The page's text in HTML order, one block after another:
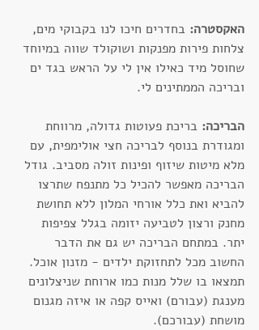
האקסטרה: בחדרים חיכו לנו בקבוקי מים,
צלחות פירות מפנקות ושוקולד שווה במיוחד
שחוסל מיד כאילו אין לי על הראש בגד ים
ובריכה הממתינים לי.
הבריכה: בריכת פעוטות גדולה, מרווחת
ומגודרת בנוסף לבריכה חצי אולימפית, עם
מלא מיטות שיזוף ופינות זולה מסביב. גודל
הבריכה מאפשר להכיל כל מתנפח שתרצו
להביא ואת כלל אורחי המלון ללא תחושת
מחנק ורצון לטביעה יזומה בגלל צפיפות
יתר. במתחם הבריכה יש גם את הדבר
החשוב מכל לתחזוקת ילדים - מזנון אוכל.
תמצאו בו שלל מנות כמו ארוחת שניצלונים
מענגת (עבורם) ואייס קפה או איזה מגנום
מושחת (עבורכם).